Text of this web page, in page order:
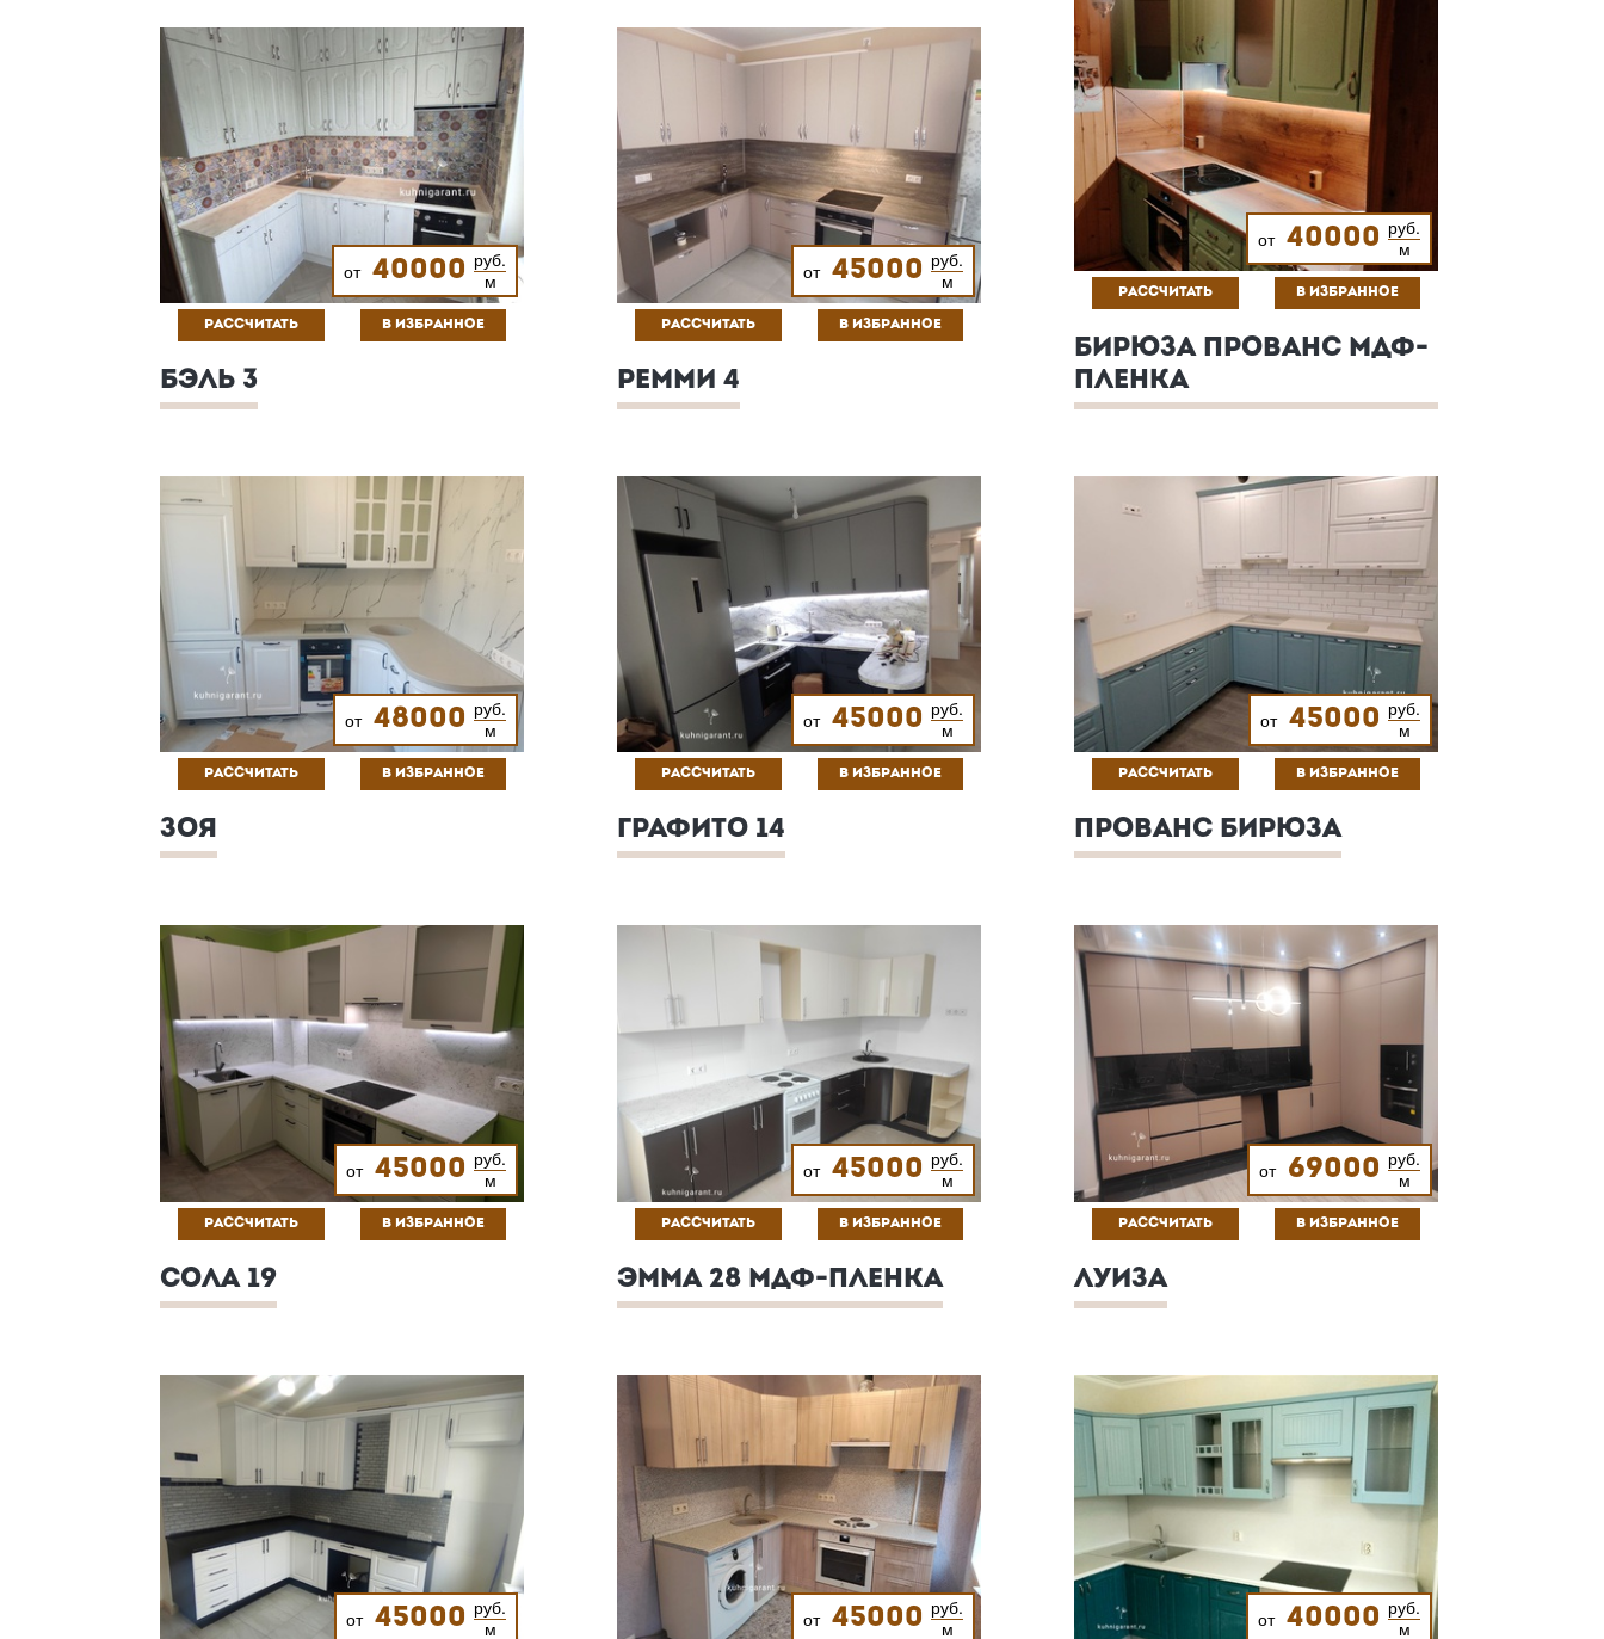
от 40000 руб.
м
РАССЧИТАТЬ В ИЗБРАННОЕ
БЭЛЬ 3
от 45000 руб.
м
РАССЧИТАТЬ В ИЗБРАННОЕ
РЕММИ 4
от 40000 руб.
м
РАССЧИТАТЬ В ИЗБРАННОЕ
БИРЮЗА ПРОВАНС МДФ-
ПЛЕНКА
от 48000 руб.
м
РАССЧИТАТЬ В ИЗБРАННОЕ
ЗОЯ
от 45000 руб.
м
РАССЧИТАТЬ В ИЗБРАННОЕ
ГРАФИТО 14
от 45000 руб.
м
РАССЧИТАТЬ В ИЗБРАННОЕ
ПРОВАНС БИРЮЗА
от 45000 руб.
м
РАССЧИТАТЬ В ИЗБРАННОЕ
СОЛА 19
от 45000 руб.
м
РАССЧИТАТЬ В ИЗБРАННОЕ
ЭММА 28 МДФ-ПЛЕНКА
от 69000 руб.
м
РАССЧИТАТЬ В ИЗБРАННОЕ
ЛУИЗА
от 45000 руб.
м
от 45000 руб.
м
от 40000 руб.
м